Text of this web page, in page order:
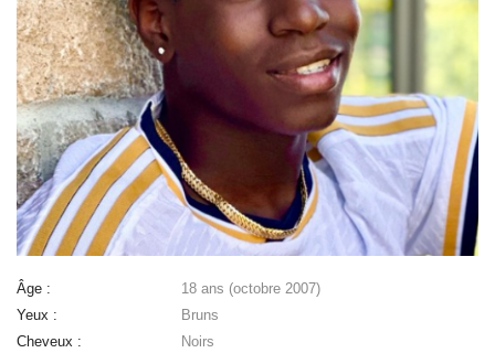
Âge :
18 ans (octobre 2007)
Yeux :
Bruns
Cheveux :
Noirs